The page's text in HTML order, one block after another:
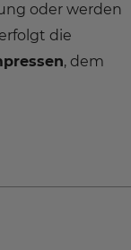
oder werden
die
, dem